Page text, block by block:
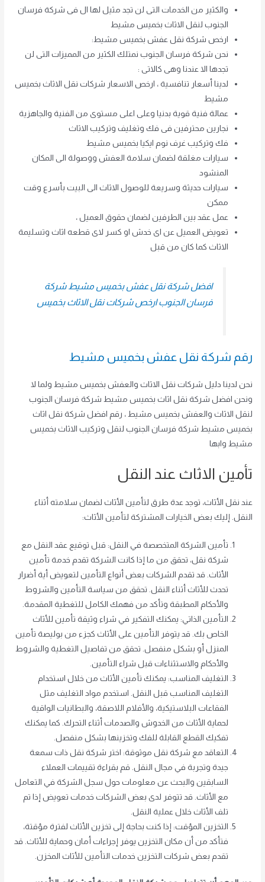
والكثير من الخدمات التى لن تجد مثيل لها ال فى شركة فرسان
الجنوب لنقل الاثاث بخميس مشيط
ارخص شركة نقل عفش بخميس مشيط:
نحن شركة فرسان الجنوب نمتلك الكثير من المميزات التى لن
تجدها الا عندنا وهى كالاتى :
لدينا أسعار تنافسية ، ارخص الاسعار شركات نقل الاثاث بخميس
مشيط
عمالة فنية قوية بدنيا وعلى اعلى مستوى من الفنية والجاهزية
نجارين محترفين فى فك وتغليف وتركيب الاثاث
فك وتركيب غرف نوم ايكيا بخميس مشيط
سيارات مغلقة لضمان سلامة العفش ووصولة الى المكان
المنشود
سيارات حديثة وسريعة للوصول الاثاث الى البيت بأسرع وقت
ممكن
عمل عقد بين الطرفين لضمان حقوق العميل ،
تعويض العميل عن اى خدش او كسر لاى قطعه اثاث وتسليمة
الاثاث كما كان من قبل
افضل شركة نقل عفش بخميس مشيط شركة
فرسان الجنوب ارخص شركات نقل الاثاث بخميس
رقم شركة نقل عفش بخميس مشيط
نحن لدينا دليل شركات نقل الاثاث والعفش بخميس مشيط ولما لا
ونحن افضل شركة نقل اثاث بخميس مشيط شركة فرسان الجنوب
لنقل الاثاث والعفش بخميس مشيط ، رقم افضل شركة نقل اثاث
بخميس مشيط شركة فرسان الجنوب لنقل وتركيب الاثاث بخميس
مشيط وابها
تأمين الاثاث عند النقل
عند نقل الأثاث، توجد عدة طرق لتأمين الأثاث لضمان سلامته أثناء
النقل. إليك بعض الخيارات المشتركة لتأمين الأثاث:
تأمين الشركة المتخصصة في النقل: قبل توقيع عقد النقل مع
شركة نقل، تحقق من ما إذا كانت الشركة تقدم خدمة تأمين
الأثاث. قد تقدم الشركات بعض أنواع التأمين لتعويض أية أضرار
تحدث للأثاث أثناء النقل. تحقق من سياسة التأمين والشروط
والأحكام المطبقة وتأكد من فهمك الكامل للتغطية المقدمة.
التأمين الذاتي: يمكنك التفكير في شراء وثيقة تأمين للأثاث
الخاص بك. قد يتوفر التأمين على الأثاث كجزء من بوليصة تأمين
المنزل أو بشكل منفصل. تحقق من تفاصيل التغطية والشروط
والأحكام والاستثناءات قبل شراء التأمين.
التغليف المناسب: يمكنك تأمين الأثاث من خلال استخدام
التغليف المناسب قبل النقل. استخدم مواد التغليف مثل
الفقاعات البلاستيكية، والأفلام اللاصقة، والبطانيات الواقية
لحماية الأثاث من الخدوش والصدمات أثناء التحرك. كما يمكنك
تفكيك القطع القابلة للفك وتخزينها بشكل منفصل.
التعاقد مع شركة نقل موثوقة: اختر شركة نقل ذات سمعة
جيدة وتجربة في مجال النقل. قم بقراءة تقييمات العملاء
السابقين والبحث عن معلومات حول سجل الشركة في التعامل
مع الأثاث. قد تتوفر لدى بعض الشركات خدمات تعويض إذا تم
تلف الأثاث خلال عملية النقل.
التخزين المؤقت: إذا كنت بحاجة إلى تخزين الأثاث لفترة مؤقتة،
فتأكد من أن مكان التخزين يوفر إجراءات أمان وحماية للأثاث. قد
تقدم بعض شركات التخزين خدمات التأمين للأثاث المخزن.